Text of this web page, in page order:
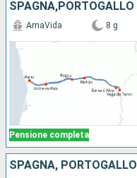
SPAGNA,PORTOGALLO
Pensione completa
AmaVida 8 g
SPAGNA, PORTOGALLO